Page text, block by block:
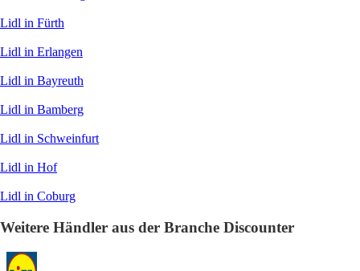
Lidl in Fürth
Lidl in Erlangen
Lidl in Bayreuth
Lidl in Bamberg
Lidl in Schweinfurt
Lidl in Hof
Lidl in Coburg
Weitere Händler aus der Branche Discounter